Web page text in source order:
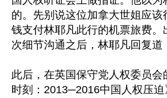
的。先别说这位加拿大世姐应该
钱支付林耶凡此行的机票旅费。
次细节沟通之后，林耶凡回复道
此后，在英国保守党人权委员会
时刻：2013─2016中国人权压